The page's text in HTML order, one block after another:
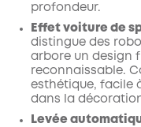
profondeur.
Effet voiture de
distingue des
arbore un design
reconnaissable.
esthétique, facile
dans la
Levée